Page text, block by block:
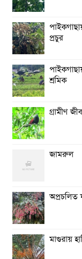
মাগুরায় জুলাই
বর্ষার প্রকৃতি
প্রচুর
শ্রমিক
গ্রামীণ
জামরুল
মাগুরায়